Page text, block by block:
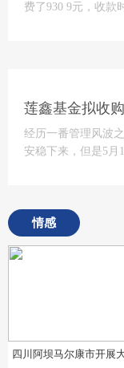
费了930 9元，收款
经历一番管理风波
安稳下来，但是5月
情感